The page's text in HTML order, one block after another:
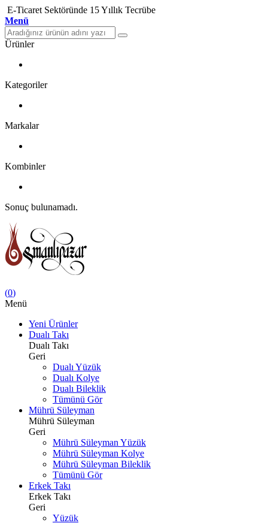
E-Ticaret Sektöründe 15 Yıllık Tecrübe
Menü
Ürünler
Kategoriler
Markalar
Kombinler
Sonuç bulunamadı.
(0)
Menü
Yeni Ürünler
Dualı Takı
Dualı Takı
Geri
Dualı Yüzük
Dualı Kolye
Dualı Bileklik
Tümünü Gör
Mührü Süleyman
Mührü Süleyman
Geri
Mührü Süleyman Yüzük
Mührü Süleyman Kolye
Mührü Süleyman Bileklik
Tümünü Gör
Erkek Takı
Erkek Takı
Geri
Yüzük